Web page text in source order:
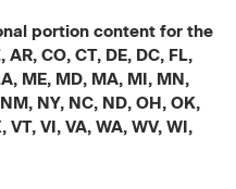
portion content for the
CO, CT, DE, DC, FL,
ME, MD, MA, MI, MN,
NY, NC, ND, OH, OK,
VT, VI, VA, WA, WV, WI,